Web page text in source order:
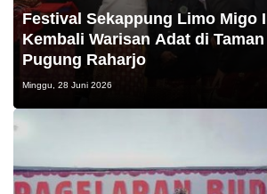
Festival Sekappung Limo Migo
Kembali Warisan Adat di
Pugung Raharjo
Minggu, 28 Juni 2026